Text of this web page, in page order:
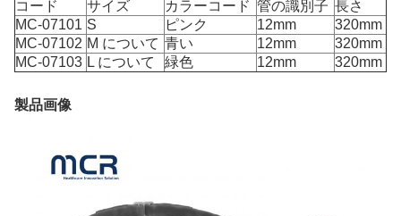
コード サイズ カラーコード 管の識別子 長さ
MC-07101 S ピンク 12mm
320mm
MC-07102 M について 青い 12mm
320mm
MC-07103 L について 緑色 12mm 320mm
製品画像